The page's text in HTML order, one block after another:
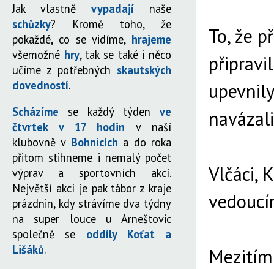
To, že
Vlčáci,
Jak vlastně vypadají
naše
schůzky? Kromě toho, že
pokaždé, co se vidíme, hrajeme
všemožné hry, tak se také i něco
učíme z potřebných skautských
dovedností.
Scházíme
se každý týden ve
čtvrtek v 17 hodin v naší
klubovně v Bohnicích a do roka
přitom stihneme i nemalý počet
výprav a sportovních akcí.
Největší akcí je pak tábor z kraje
prázdnin, kdy strávíme dva týdny
na super louce u Arneštovic
společně se oddíly Koťat a
Lišáků.